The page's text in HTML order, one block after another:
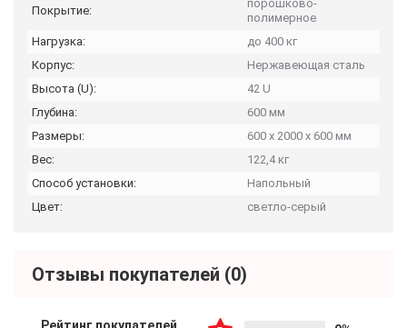
Покрытие:
порошково-
полимерное
Нагрузка:
до 400 кг
Корпус:
Нержавеющая сталь
Высота (U):
42 U
Глубина:
600 мм
Размеры:
600 x 2000 x 600 мм
Вес:
122,4 кг
Способ установки:
Напольный
Цвет:
светло-серый
Отзывы покупателей (0)